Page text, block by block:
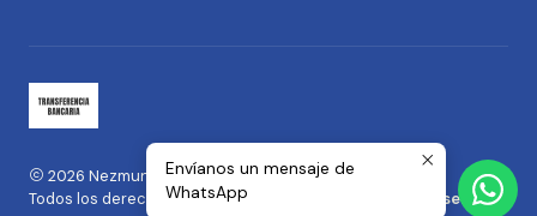
2026 Nezmun.pe | Moda y Accesorios.
Todos los derechos reservados.
Desarrollado por Jumpseller.
Envíanos un mensaje de
WhatsApp